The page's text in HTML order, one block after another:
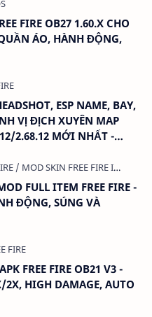
FIRE OB27 1.60.X CHO
ÁO, HÀNH ĐỘNG,
ESP NAME, BAY,
VỊ ĐỊCH XUYÊN MAP
2.68.12 MỚI NHẤT -
FULL ITEM FREE FIRE -
ĐỘNG, SÚNG VÀ
FREE FIRE OB21 V3 -
HIGH DAMAGE, AUTO